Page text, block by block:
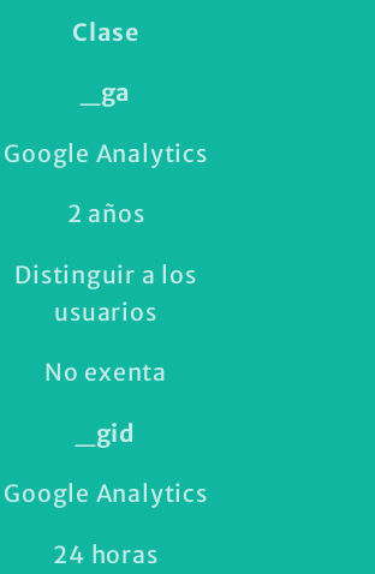
Clase
_ga
Google Analytics
2 años
Distinguir a los
usuarios
No exenta
_gid
Google Analytics
24 horas